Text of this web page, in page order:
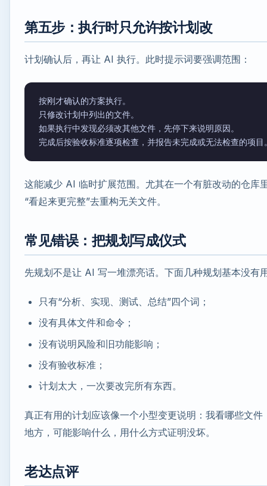
第五步：执行时只允许按计划改
计划确认后，再让 AI 执行。此时提示词要强调范围：
按刚才确认的方案执行。
只修改计划中列出的文件。
如果执行中发现必须改其他文件，先停下来说明原因。
这能减少 AI 临时扩展范围。尤其在一个有脏改动的仓库
“看起来更完整”去重构无关文件。
常见错误：把规划写成仪式
先规划不是让 AI 写一堆漂亮话。下面几种规划基本没有
只有“分析、实现、测试、总结”四个词；
没有具体文件和命令；
没有说明风险和旧功能影响；
没有验收标准；
计划太大，一次要改完所有东西。
真正有用的计划应该像一个小型变更说明：我看哪些文件
地方，可能影响什么，用什么方式证明没坏。
老达点评